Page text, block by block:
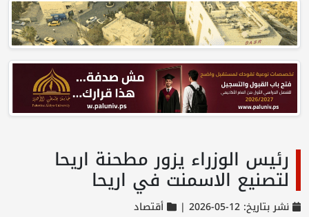
رئيس الوزراء يزور مطحنة اريحا
لتصنيع الاسمنت في اريحا
نشر بتاريخ: 12-05-2026 | أقتصاد